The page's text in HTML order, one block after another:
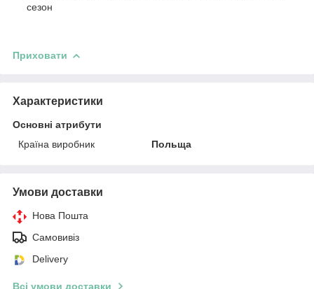
сезон
Приховати
Характеристики
Основні атрибути
Країна виробник
Польща
Умови доставки
Нова Пошта
Самовивіз
Delivery
Всі умови доставки